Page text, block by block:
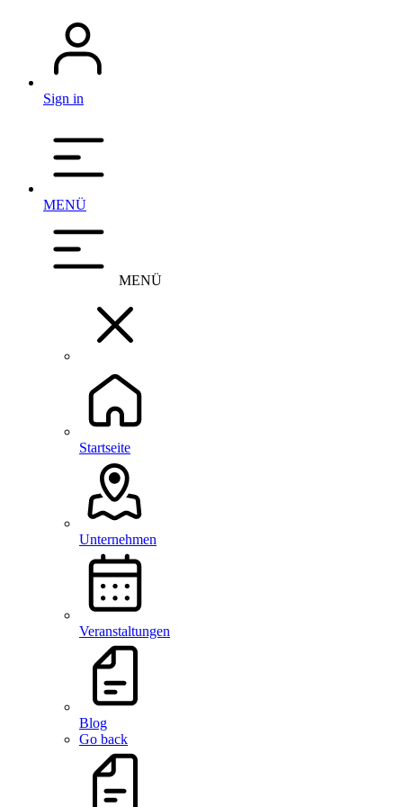
Sign in
MENÜ
MENÜ
Startseite
Unternehmen
Veranstaltungen
Blog
Go back